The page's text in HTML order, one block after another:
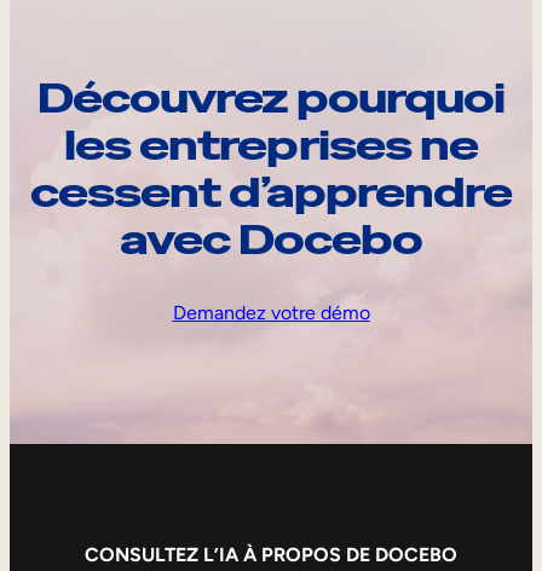
Découvrez pourquoi
les entreprises ne
cessent d’apprendre
avec Docebo
Demandez votre démo
CONSULTEZ L’IA À PROPOS DE DOCEBO